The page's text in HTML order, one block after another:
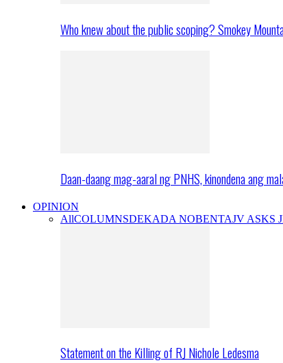
Who knew about the public scoping? Smokey
Daan-daang mag-aaral ng PNHS, kinondena ang
OPINION
AllCOLUMNSDEKADA NOBENTAJV ASKS
Statement on the Killing of RJ Nichole Ledesma